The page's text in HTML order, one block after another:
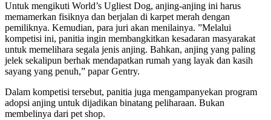
Untuk mengikuti World’s Ugliest Dog, anjing-anjing ini harus
memamerkan fisiknya dan berjalan di karpet merah dengan
pemiliknya. Kemudian, para juri akan menilainya. ”Melalui
kompetisi ini, panitia ingin membangkitkan kesadaran masyarakat
untuk memelihara segala jenis anjing. Bahkan, anjing yang paling
jelek sekalipun berhak mendapatkan rumah yang layak dan kasih
sayang yang penuh,” papar Gentry.
Dalam kompetisi tersebut, panitia juga mengampanyekan program
adopsi anjing untuk dijadikan binatang peliharaan. Bukan
membelinya dari pet shop.